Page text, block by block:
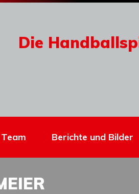
Die
Berichte und Bilder